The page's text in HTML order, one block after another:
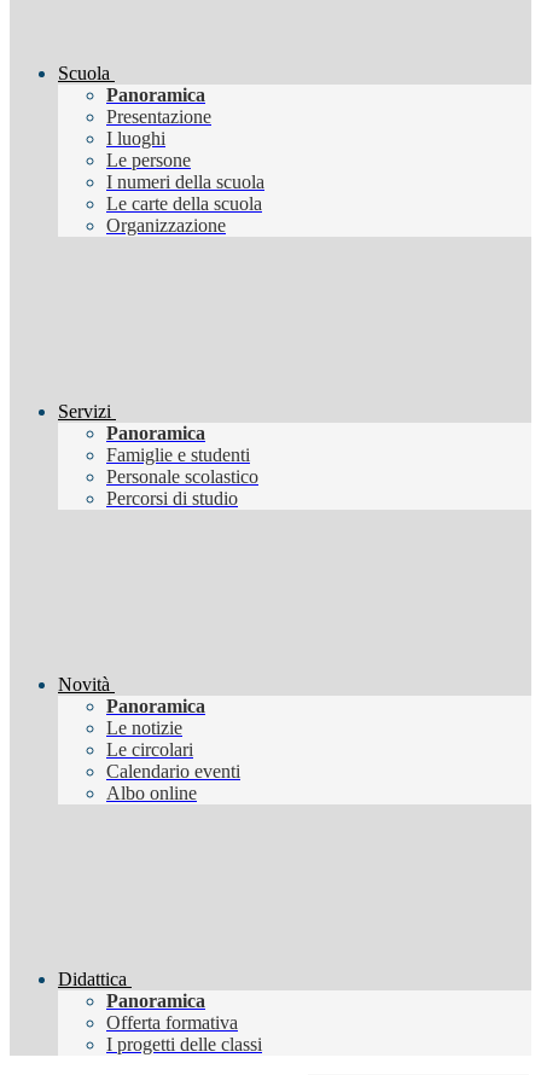
Scuola
Panoramica
Presentazione
I luoghi
Le persone
I numeri della scuola
Le carte della scuola
Organizzazione
Servizi
Panoramica
Famiglie e studenti
Personale scolastico
Percorsi di studio
Novità
Panoramica
Le notizie
Le circolari
Calendario eventi
Albo online
Didattica
Panoramica
Offerta formativa
I progetti delle classi